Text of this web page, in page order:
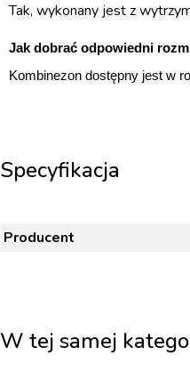
Tak, wykonany jest z
Jak dobrać odpowiedni
Kombinezon dostępny jest w
Specyfikacja
Producent
W tej samej